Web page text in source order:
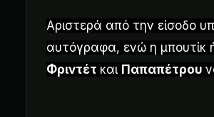
Αριστερά από την είσοδο
αυτόγραφα, ενώ η μπουτίκ
Φριντέτ και Παπαπέτρου